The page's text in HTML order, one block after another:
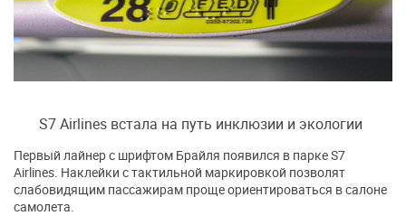
S7 Airlines встала на путь инклюзии и экологии
Первый лайнер с шрифтом Брайля появился в парке S7
Airlines. Наклейки с тактильной маркировкой позволят
слабовидящим пассажирам проще ориентироваться в салоне
самолета.